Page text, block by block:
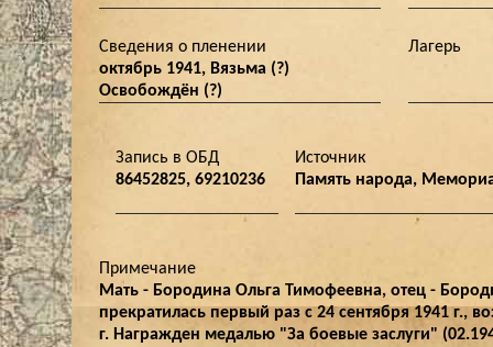
Сведения о пленении
октябрь 1941, Вязьма (?)
Освобождён (?)
Лагерь
Запись в ОБД
86452825, 69210236
Источник
Память народа,
Примечание
Мать - Бородина Ольга Тимофеевна, отец -
прекратилась первый раз с 24 сентября 1941 г.,
г. Награжден медалью "За боевые заслуги"